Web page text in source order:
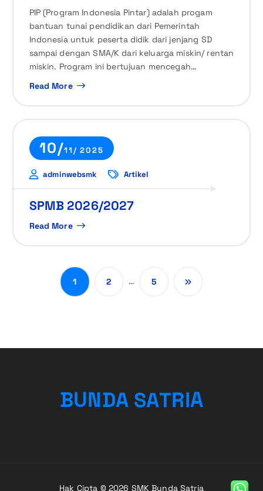
PIP (Program Indonesia Pintar) adalah progam
bantuan tunai pendidikan dari Pemerintah
Indonesia untuk peserta didik dari jenjang SD
sampai dengan SMA/K dari keluarga miskin/ rentan
miskin. Program ini bertujuan mencegah…
Read More
10/11/ 2025
adminwebsmk Artikel
SPMB 2026/2027
Read More
1 2 … 5
BUNDA SATRIA
Hak Cipta © 2026 SMK Bunda Satria